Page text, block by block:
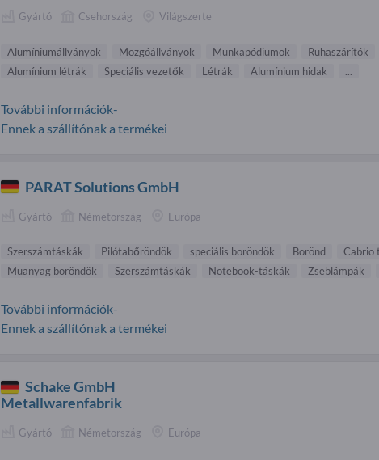
Gyártó Csehország Világszerte
Alumíniumállványok Mozgóállványok Munkapódiumok
Ruhaszárítók
Alumínium létrák
Speciális vezetők Létrák Alumínium hidak ...
További információk-
Ennek a szállítónak a termékei
PARAT Solutions GmbH
Gyártó Németország Európa
Szerszámtáskák Pilótabőröndök speciális boröndök Borönd
Cabrio
Muanyag boröndök
Szerszámtáskák Notebook-táskák Zseblámpák
További információk-
Ennek a szállítónak a termékei
Schake GmbH
Metallwarenfabrik
Gyártó Németország Európa